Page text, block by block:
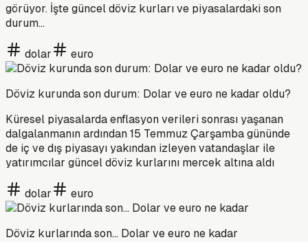
görüyor. İşte güncel döviz kurları ve piyasalardaki son
durum…
dolar euro
Döviz kurunda son durum: Dolar ve euro ne kadar oldu?
Küresel piyasalarda enflasyon verileri sonrası yaşanan
dalgalanmanın ardından 15 Temmuz Çarşamba gününde
de iç ve dış piyasayı yakından izleyen vatandaşlar ile
yatırımcılar güncel döviz kurlarını mercek altına aldı
dolar euro
Döviz kurlarında son... Dolar ve euro ne kadar